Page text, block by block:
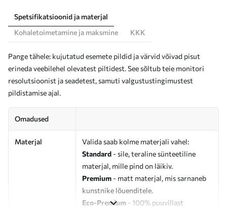
Spetsifikatsioonid ja materjal
Kohaletoimetamine ja maksmine
KKK
Pange tähele: kujutatud esemete pildid ja värvid võivad pisut
erineda veebilehel olevatest piltidest. See sõltub teie monitori
resolutsioonist ja seadetest, samuti valgustustingimustest
pildistamise ajal.
Omadused
Materjal
Valida saab kolme materjali vahel:
Standard - sile, teraline sünteetiline
materjal, mille pind on läikiv.
Premium - matt materjal, mis sarnaneb
kunstnike lõuenditele.
Eco-Premium - 100% puuvillast